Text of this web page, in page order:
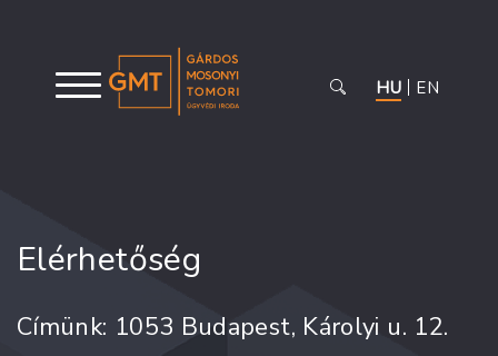
HU EN
Elérhetőség
Címünk: 1053 Budapest, Károlyi u. 12.